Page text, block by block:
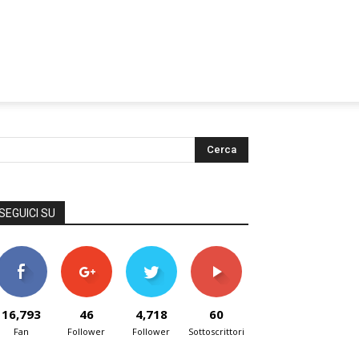
SU
16,793
Fan
46
Follower
4,718
Follower
60
Sottoscrittori